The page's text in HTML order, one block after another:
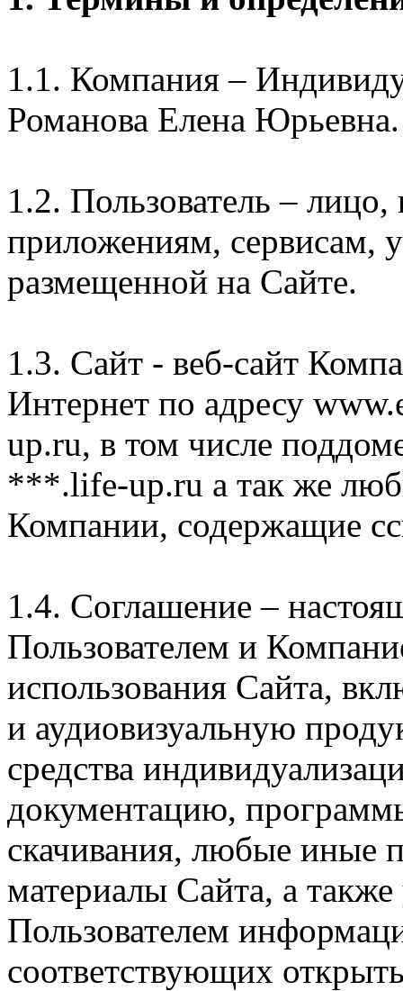
1.1. Компания –
Романова Елена Юрьевна.
1.2. Пользователь –
приложениям, сервисам,
размещенной на Сайте.
1.3. Сайт - веб-сайт
Интернет по адресу
up.ru, в том числе
***.life-up.ru а так же
Компании, содержащие
1.4. Соглашение –
Пользователем и
использования Сайта,
и аудиовизуальную
средства
документацию,
скачивания, любые иные
материалы Сайта, а
Пользователем
соответствующих